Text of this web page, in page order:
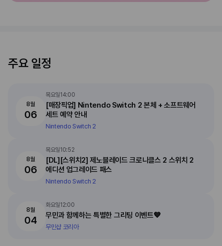
주요 일정
8월
06
목요일14:00
[매장픽업] Nintendo Switch 2 본체 + 소프트웨어
세트 예약 안내
Nintendo Switch 2
8월
06
목요일10:52
[DL][스위치2] 제노블레이드 크로니클스 2 스위치 2
에디션 업그레이드 패스
Nintendo Switch 2
8월
04
화요일12:00
무민과 함께하는 특별한 그리팅 이벤트💙
무민샵 코리아